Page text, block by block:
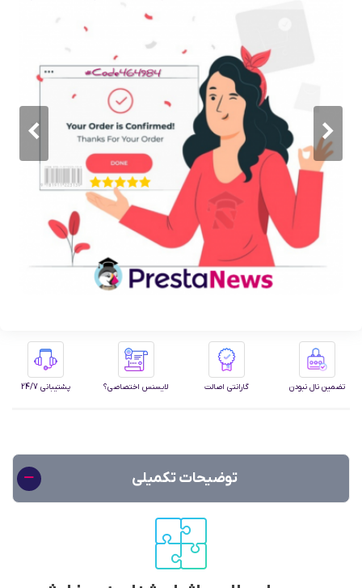
تضمین نال نبودن گارانتی اصالت لایسنس اختصاصی؟ پشتیبانی 24/7
توضیحات تکمیلی